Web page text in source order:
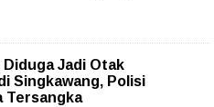
Jadi Otak
Singkawang, Polisi
Tersangka